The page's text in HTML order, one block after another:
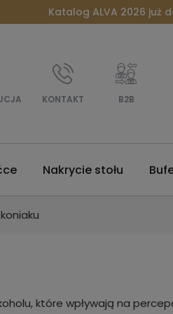
Katalog ALVA 2026 już
KONTAKT B2B
Nakrycie stołu
które wpływają na